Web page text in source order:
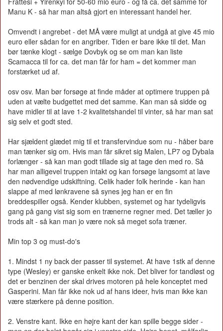
Manu K - så har man altså gjort en interessant handel her.
Omvendt i angrebet - det MÅ være muligt at undgå at give 45 mio
euro eller sådan for en angriber. Tiden er bare ikke til det. Man
bør tænke klogt - sælge Dovbyk og se om man kan liste
Scamacca til for ca. det man får for ham = det kommer man
forstærket ud af.
osv osv. Man bør forsøge at finde måder at optimere truppen på
uden at vælte budgettet med det samme. Kan man så sidde og
have midler til at lave 1-2 kvalitetshandel til vinter, så har man sat
sig selv et godt sted.
Har sjældent glædet mig til et transfervindue som nu - håber bare
man tænker sig om. Hvis man får sikret sig Malen, LP7 og Dybala
forlænger - så kan man godt tillade sig at tage den med ro. Så
har man alligevel truppen intakt og kan forsøge langsomt at lave
den nødvendige udskiftning. Celik hader folk herinde - kan han
slappe af med lønkravene så synes jeg han er en fin
breddespiller også. Kender klubben, systemet og har tydeligvis
gang på gang vist sig som en trænerne regner med. Det tæller jo
trods alt - så kan man jo være nok så meget sofa træner.
Min top 3 og must-do's
1. Mindst 1 ny back der passer til systemet. At have 1stk af denne
type (Wesley) er ganske enkelt ikke nok. Det bliver for tandløst og
det er benzinen der skal drives motoren på hele konceptet med
Gasperini. Man får ikke nok ud af hans ideer, hvis man ikke kan
være stærkere på denne position.
2. Venstre kant. Ikke en højre kant der kan spille begge sider -